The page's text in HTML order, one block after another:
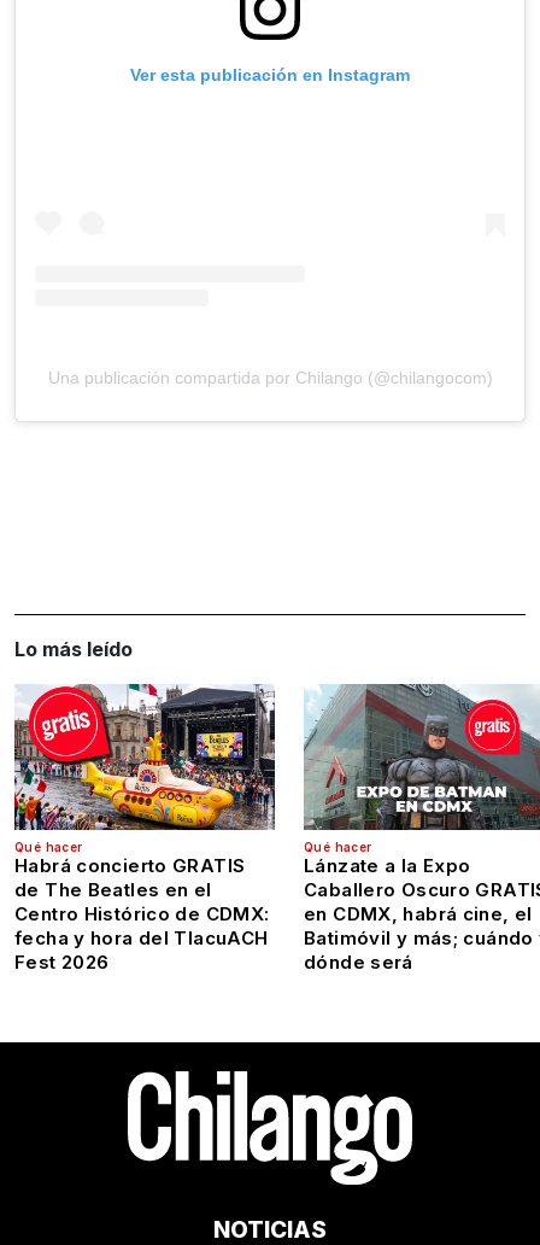
Ver esta publicación en Instagram
Una publicación compartida por Chilango (@chilangocom)
Lo más leído
Qué hacer
Habrá concierto GRATIS
de The Beatles en el
Centro Histórico de CDMX:
fecha y hora del TlacuACH
Fest 2026
Qué hacer
Lánzate a la Expo
Caballero Oscuro
en CDMX, habrá cine, el
Batimóvil y más; cuándo
dónde será
NOTICIAS